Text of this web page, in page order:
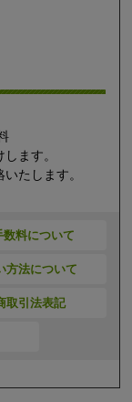
ます。
たします。
数料について
方法について
取引法表記